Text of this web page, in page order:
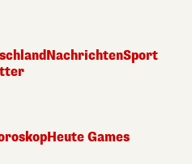
NachrichtenSport
Heute Games